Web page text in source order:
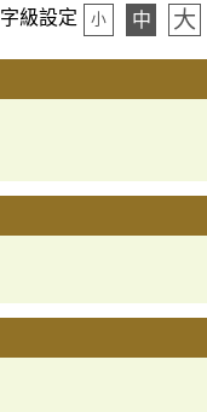
字級設定 小 中 大